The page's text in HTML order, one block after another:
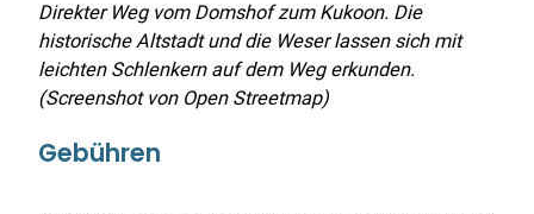
Direkter Weg vom Domshof zum Kukoon. Die
historische Altstadt und die Weser lassen sich mit
leichten Schlenkern auf dem Weg erkunden.
(Screenshot von Open Streetmap)
Gebühren